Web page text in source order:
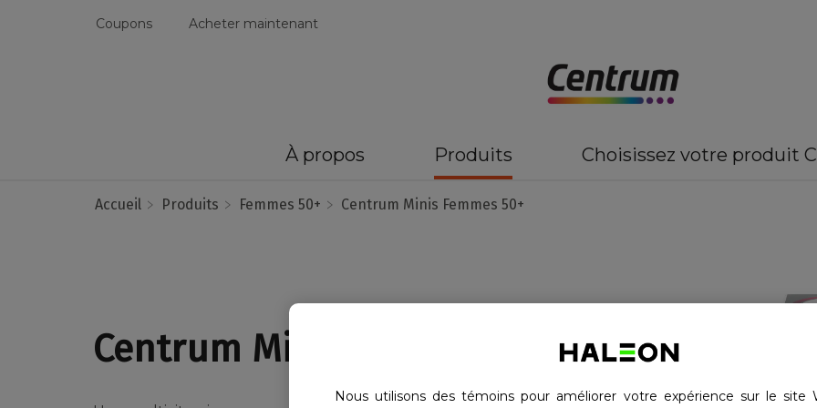
Coupons Acheter maintenant
À propos Produits Choisissez votre produit
Accueil Produits Femmes 50+ Centrum Minis Femmes 50+
Centrum Minis Femmes 50+
Nous utilisons des témoins pour améliorer votre expérience sur le site